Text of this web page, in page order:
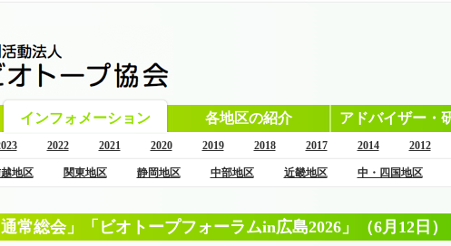
インフォメーション 各地区の紹介 アドバイザー・
2022 2021 2020 2019 2018 2017 2014 2012
地区 関東地区 静岡地区 中部地区 近畿地区 中・四国地区
通常総会」「ビオトープフォーラムin広島2026」（6月12日）